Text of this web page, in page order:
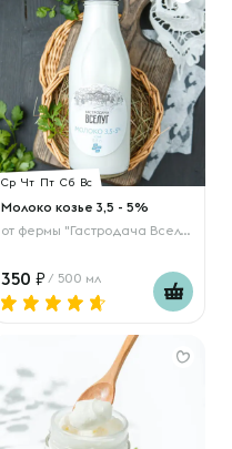
Ср Чт Пт Сб Вс
Молоко козье 3,5 - 5%
от фермы "Гастродача Вселуг"
350 / 500 мл